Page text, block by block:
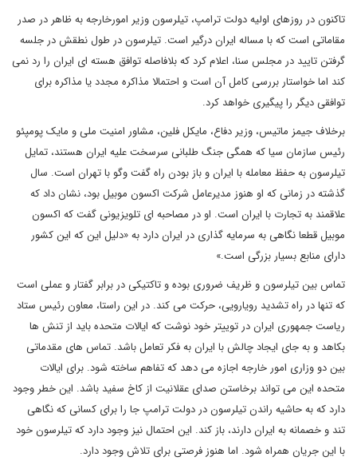
تاکنون در روزهای اولیه دولت ترامپ، تیلرسون وزیر امورخارجه به ظاهر در صدر
مقاماتی است که با مساله ایران درگیر است. تیلرسون در طول نطقش در جلسه
گرفتن تایید در مجلس سنا، اعلام کرد که بلافاصله توافق هسته ای ایران را رد نمی
کند اما خواستار بررسی کامل آن است و احتمالا مذاکره مجدد یا مذاکره برای
توافقی دیگر را پیگیری خواهد کرد.
برخلاف جیمز ماتیس، وزیر دفاع، مایکل فلین، مشاور امنیت ملی و مایک پومپئو
رئیس سازمان سیا که همگی جنگ طلبانی سرسخت علیه ایران هستند، تمایل
تیلرسون به حفظ معامله با ایران و باز بودن راه گفت وگو با تهران است. سال
گذشته در زمانی که او هنوز مدیرعامل شرکت اکسون موبیل بود، نشان داد که
علاقمند به تجارت با ایران است. او در مصاحبه ای تلویزیونی گفت که اکسون
موبیل قطعا نگاهی به سرمایه گذاری در ایران دارد به «دلیل این که این کشور
دارای منابع بسیار بزرگی است.
»
تماس بین تیلرسون و ظریف ضروری بوده و تاکتیکی در برابر گفتار و عملی است
که تنها در راه تشدید رویارویی، حرکت می کند. در این راستا، معاون رئیس ستاد
ریاست جمهوری ایران در توییتر خود نوشت که ایالات متحده باید از تنش ها
بکاهد و به جای ایجاد چالش با ایران به فکر تعامل باشد. تماس های مقدماتی
بین دو وزاری امور خارجه اجازه می دهد که تفاهم ساخته شود. برای ایالات
متحده این می تواند برخاستن صدای عقلانیت از کاخ سفید باشد. این خطر وجود
دارد که به حاشیه راندن تیلرسون در دولت ترامپ جا را برای کسانی که نگاهی
تند و خصمانه به ایران دارند، باز کند. این احتمال نیز وجود دارد که تیلرسون خود
با این جریان همراه شود. اما هنوز فرصتی برای تلاش وجود دارد.